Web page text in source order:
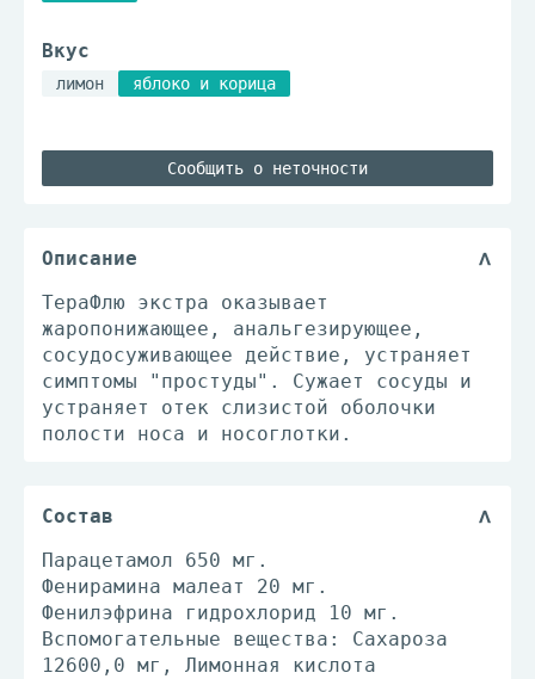
Вкус
лимон яблоко и корица
Сообщить о неточности
Описание
ТераФлю экстра оказывает
жаропонижающее, анальгезирующее,
сосудосуживающее действие, устраняет
симптомы "простуды". Сужает сосуды и
устраняет отек слизистой оболочки
полости носа и носоглотки.
Состав
Парацетамол 650 мг.
Фенирамина малеат 20 мг.
Фенилэфрина гидрохлорид 10 мг.
Вспомогательные вещества: Сахароза
12600,0 мг, Лимонная кислота